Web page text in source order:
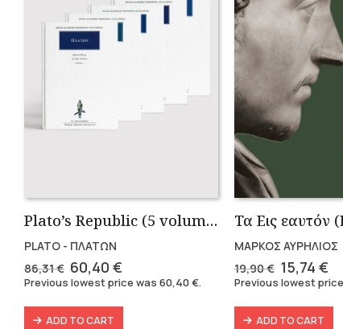
Plato’s Republic (5 volumes)
PLATO - ΠΛΑΤΩΝ
86,31€ Original
price
86,31 €.
60,40€
price
60,40 €.
Previous lowest price was 60,40€.
ADD TO CART
ΜΑΡΚΟΣ ΑΥΡΗΛΙΟΣ
19,90€ Original
price
19,90 €.
15,74 €
Previous lowest
ADD TO CART